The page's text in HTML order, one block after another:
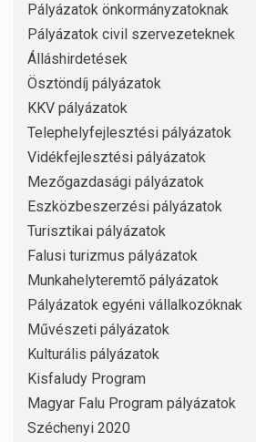
Pályázatok önkormányzatoknak
Pályázatok civil szervezeteknek
Álláshirdetések
Ösztöndíj pályázatok
KKV pályázatok
Telephelyfejlesztési pályázatok
Vidékfejlesztési pályázatok
Mezőgazdasági pályázatok
Eszközbeszerzési pályázatok
Turisztikai pályázatok
Falusi turizmus pályázatok
Munkahelyteremtő pályázatok
Pályázatok egyéni vállalkozóknak
Művészeti pályázatok
Kulturális pályázatok
Kisfaludy Program
Magyar Falu Program pályázatok
Széchenyi 2020